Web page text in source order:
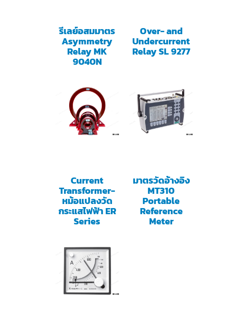
รีเลย์อสมมาตร
Asymmetry
Relay MK
9040N
Over- and
Undercurrent
Relay SL 9277
Current
Transformer-
หม้อแปลงวัด
กระแสไฟฟ้า ER
Series
มาตรวัดอ้างอิง
MT310
Portable
Reference
Meter